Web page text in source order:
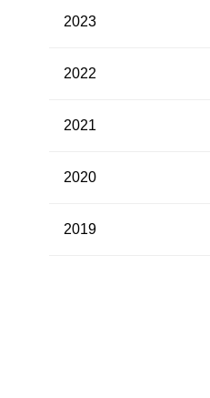
2023
2022
2021
2020
2019